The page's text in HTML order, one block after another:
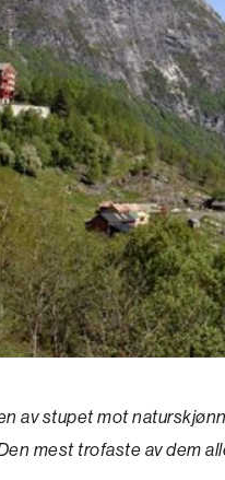
av stupet mot
mest trofaste av dem